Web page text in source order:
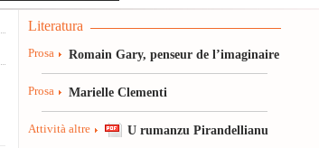
Literatura
Prosa Romain Gary, penseur de l’imaginaire
Prosa Marielle Clementi
Attività altre U rumanzu Pirandellianu